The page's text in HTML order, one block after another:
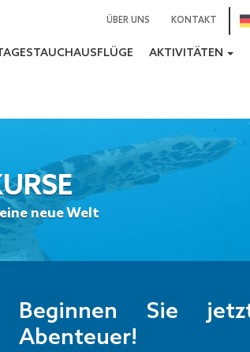
ÜBER UNS KONTAKT
AKTIVITÄTEN
neue Welt
Beginnen Sie
Abenteuer!